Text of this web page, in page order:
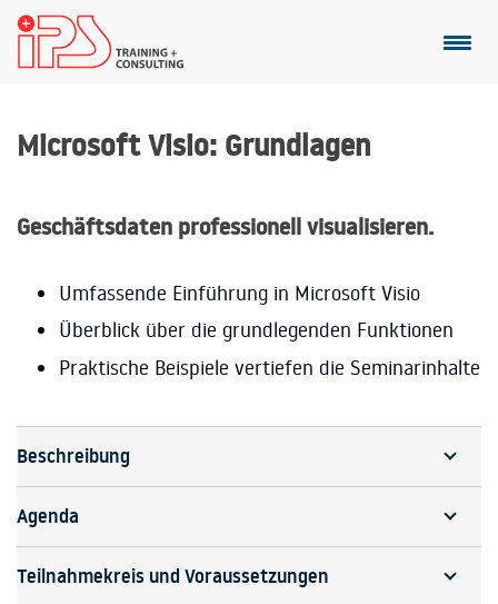
Microsoft Visio: Grundlagen
Geschäftsdaten professionell visualisieren.
Umfassende Einführung in Microsoft Visio
Überblick über die grundlegenden Funktionen
Praktische Beispiele vertiefen die Seminarinhalte
Beschreibung
Agenda
Teilnahmekreis und Voraussetzungen